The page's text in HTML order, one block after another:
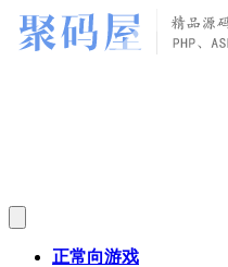
正常向游戏